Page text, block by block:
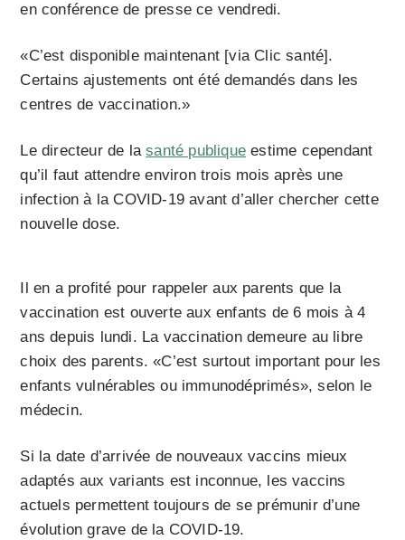
en conférence de presse ce vendredi.
«C’est disponible maintenant [via Clic santé].
Certains ajustements ont été demandés dans les
centres de vaccination.»
Le directeur de lasanté publique estime cependant
qu’il faut attendre environ trois mois après une
infection à la COVID-19 avant d’aller chercher cette
nouvelle dose.
Il en a profité pour rappeler aux parents que la
vaccination est ouverte aux enfants de 6 mois à 4
ans depuis lundi. La vaccination demeure au libre
choix des parents. «C’est surtout important pour les
enfants vulnérables ou immunodéprimés», selon le
médecin.
Si la date d’arrivée de nouveaux vaccins mieux
adaptés aux variants est inconnue, les vaccins
actuels permettent toujours de se prémunir d’une
évolution grave de la COVID-19.